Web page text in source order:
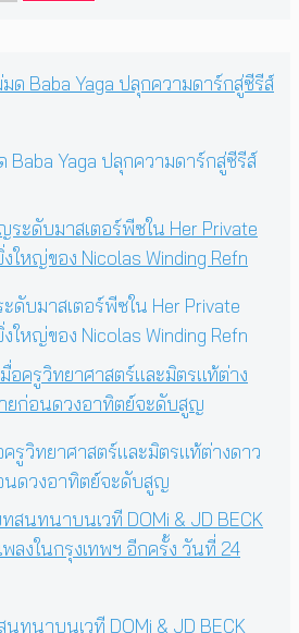
Baba Yaga ปลุกความดาร์กสู่ซีรีส์
ดับมาสเตอร์พีซใน Her Private
ใหญ่ของ Nicolas Winding Refn
ครูวิทยาศาสตร์และมิตรแท้ต่างดาว
นดวงอาทิตย์จะดับสูญ
ทนาบนเวที DOMi & JD BECK